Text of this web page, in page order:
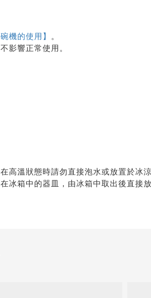
機的使用】 。
影響正常使用。
溫狀態時請勿直接泡水或放置於冰涼
冰箱中的器皿，由冰箱中取出後直接